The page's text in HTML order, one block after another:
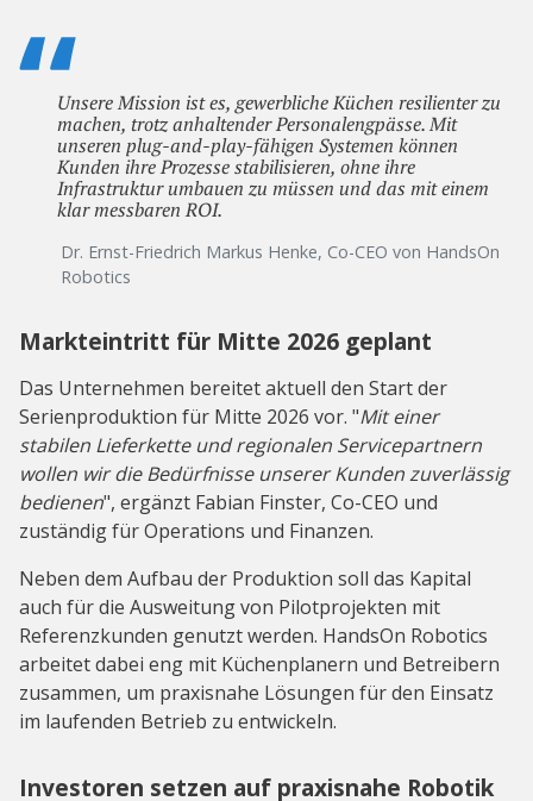
Unsere Mission ist es, gewerbliche Küchen resilienter zu
machen, trotz anhaltender Personalengpässe. Mit
unseren plug-and-play-fähigen Systemen können
Kunden ihre Prozesse stabilisieren, ohne ihre
Infrastruktur umbauen zu müssen und das mit einem
klar messbaren ROI.
Dr. Ernst-Friedrich Markus Henke, Co-CEO von HandsOn
Robotics
Markteintritt für Mitte 2026 geplant
Das Unternehmen bereitet aktuell den Start der
Serienproduktion für Mitte 2026 vor. "Mit einer
stabilen Lieferkette und regionalen Servicepartnern
wollen wir die Bedürfnisse unserer Kunden zuverlässig
bedienen", ergänzt Fabian Finster, Co-CEO und
zuständig für Operations und Finanzen.
Neben dem Aufbau der Produktion soll das Kapital
auch für die Ausweitung von Pilotprojekten mit
Referenzkunden genutzt werden. HandsOn Robotics
arbeitet dabei eng mit Küchenplanern und Betreibern
zusammen, um praxisnahe Lösungen für den Einsatz
im laufenden Betrieb zu entwickeln.
Investoren setzen auf praxisnahe Robotik